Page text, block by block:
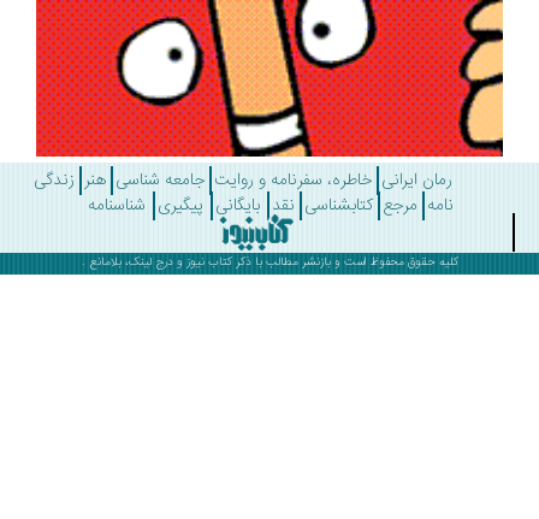
رمان ایرانی خاطره، سفرنامه و روایت جامعه شناسی هنر زندگی
مرجع کتابشناسی نقد بایگانی پیگیری شناسنامه
کلیه حقوق محفوظ است و بازنشر مطالب با ذکرکتاب نیوز و درج لینک، بلامانع .